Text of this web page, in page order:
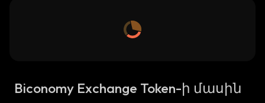
Biconomy Exchange Token-ի մասին